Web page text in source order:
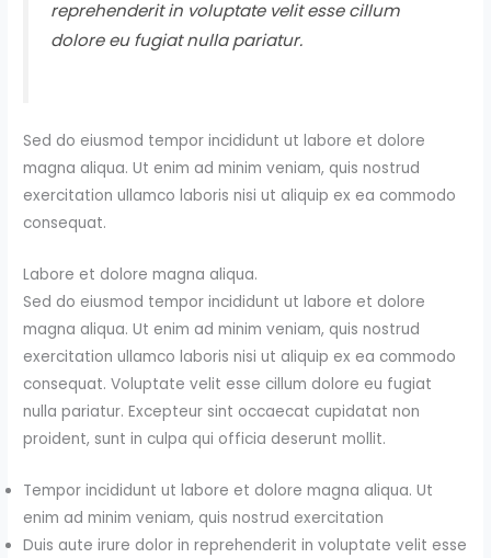
reprehenderit in voluptate velit esse cillum
dolore eu fugiat nulla pariatur.
Sed do eiusmod tempor incididunt ut labore et dolore
magna aliqua. Ut enim ad minim veniam, quis nostrud
exercitation ullamco laboris nisi ut aliquip ex ea commodo
consequat.
Labore et dolore magna aliqua.
Sed do eiusmod tempor incididunt ut labore et dolore
magna aliqua. Ut enim ad minim veniam, quis nostrud
exercitation ullamco laboris nisi ut aliquip ex ea commodo
consequat. Voluptate velit esse cillum dolore eu fugiat
nulla pariatur. Excepteur sint occaecat cupidatat non
proident, sunt in culpa qui officia deserunt mollit.
Tempor incididunt ut labore et dolore magna aliqua. Ut
enim ad minim veniam, quis nostrud exercitation
Duis aute irure dolor in reprehenderit in voluptate velit esse